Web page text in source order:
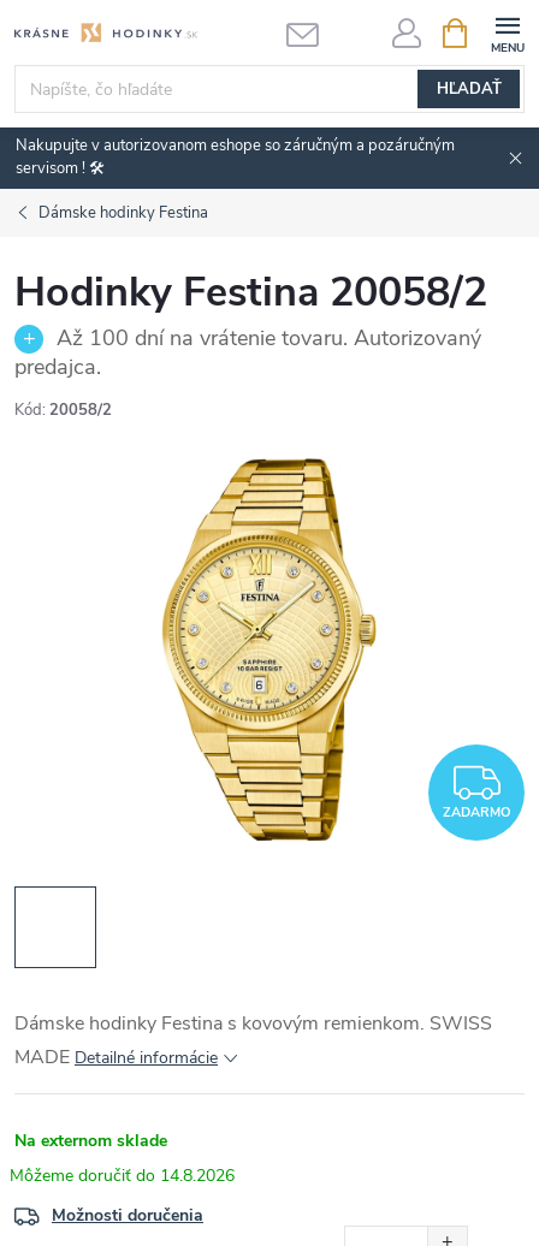
na
obsah
HĽADAŤ
KOŠÍK
Nakupujte v autorizovanom eshope so záručným a pozáručným
servisom ! 🛠️
Dámske hodinky Festina
Hodinky Festina 20058/2
Až 100 dní na vrátenie tovaru. Autorizovaný
predajca.
Kód: 20058/2
ZADARMO
Dámske hodinky Festina s kovovým remienkom. SWISS
MADE Detailné informácie
Na externom sklade
14.8.2026
Možnosti doručenia